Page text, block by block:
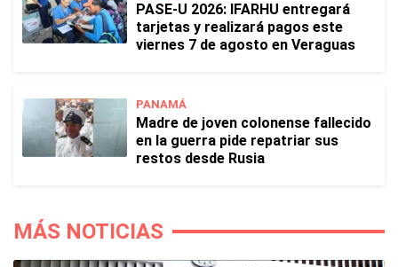
PASE-U 2026: IFARHU entregará
tarjetas y realizará pagos este
viernes 7 de agosto en Veraguas
PANAMÁ
Madre de joven colonense fallecido
en la guerra pide repatriar sus
restos desde Rusia
MÁS NOTICIAS